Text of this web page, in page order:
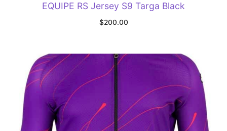
EQUIPE RS Jersey S9 Targa Black
$200.00